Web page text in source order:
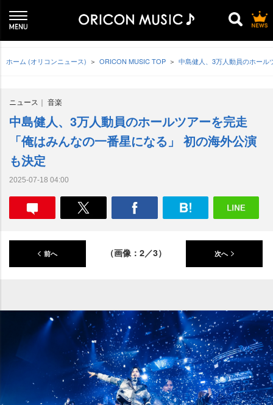
ホーム (オリコンニュース) ORICON MUSIC TOP 中島健人、3万人動員のホー
ニュース 音楽
中島健人、3万人動員のホールツアーを完走
「俺はみんなの一番星になる」 初の海外公演
も決定
2025-07-18 04:00
前へ （画像：2／3） 次へ